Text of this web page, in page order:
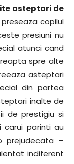
asteptari de
copilul
presiuni nu
atunci cand
spre alte
asteptari
din partea
inalte de
de prestigiu si
parinti au
prejudecata –
indiferent